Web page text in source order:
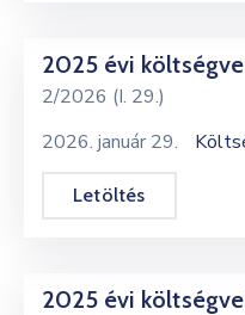
2025 évi
2/2026 (I. 29.)
2026. január 29.
Letöltés
2025 évi